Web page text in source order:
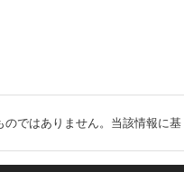
ではありません。当該情報に基